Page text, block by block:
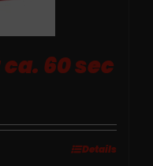
60 sec
Details